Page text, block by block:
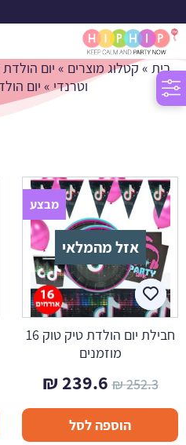
יום הולדת
בית »קטלוג מוצרים » יום
וטרנדי» יום
אזל מהמלאי
מבצע
חבילת יום הולדת טיק טוק 16
מוזמנים
252.3
₪ המחיר
המקורי
היה:
239.6
₪
הוא:
הוספה לסל